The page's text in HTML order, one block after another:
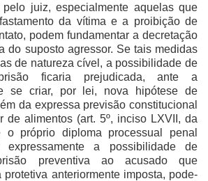
pelo juiz, especialmente aquelas que
da vítima e a proibição de
podem fundamentar a decretação
do suposto agressor. Se tais medidas
de natureza cível, a possibilidade de
ficaria prejudicada, ante a
se criar, por lei, nova hipótese de
da expressa previsão constitucional
de alimentos (art. 5º, inciso LXVII, da
o próprio diploma processual penal
a possibilidade de
preventiva ao acusado que
protetiva anteriormente imposta, pode-